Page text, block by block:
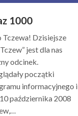
1000
Tczewa! Dzisiejsze
jest dla nas
odcinek.
początki
informacyjnego i
października 2008